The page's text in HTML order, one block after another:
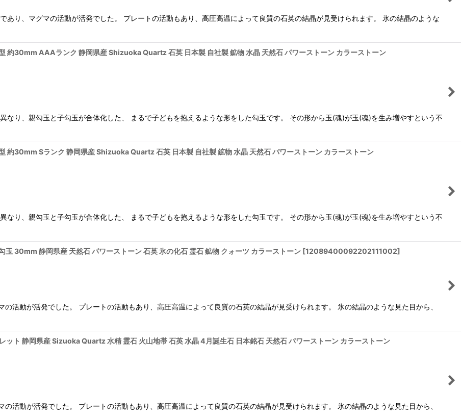
あり、マグマの活動が活発でした。 プレートの活動もあり、高圧高温によって良質の石英の結晶が見受けられます。 氷の結晶のような
約30mm AAAランク 静岡県産 Shizuoka Quartz 石英 日本製 自社製 鉱物 水晶 天然石 パワーストーン カラーストーン
なり、親勾玉と子勾玉が合体化した、 まるで子どもを抱えるような形をした勾玉です。 その形から玉(魂)が玉(魂)を生み増やすという不
約30mm Sランク 静岡県産 Shizuoka Quartz 石英 日本製 自社製 鉱物 水晶 天然石 パワーストーン カラーストーン
なり、親勾玉と子勾玉が合体化した、 まるで子どもを抱えるような形をした勾玉です。 その形から玉(魂)が玉(魂)を生み増やすという不
玉 30mm 静岡県産 天然石 パワーストーン 石英 氷の化石 霊石 鉱物 クォーツ カラーストーン [12089400092202111002]
活動が活発でした。 プレートの活動もあり、高圧高温によって良質の石英の結晶が見受けられます。 氷の結晶のような見た目から、
ット 静岡県産 Sizuoka Quartz 水精 霊石 火山地帯 石英 水晶 4月誕生石 日本銘石 天然石 パワーストーン カラーストーン
活動が活発でした。 プレートの活動もあり、高圧高温によって良質の石英の結晶が見受けられます。 氷の結晶のような見た目から、